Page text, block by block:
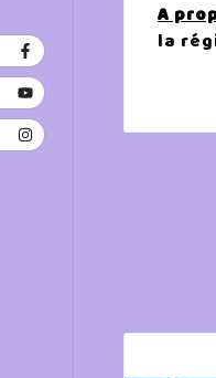
A
la